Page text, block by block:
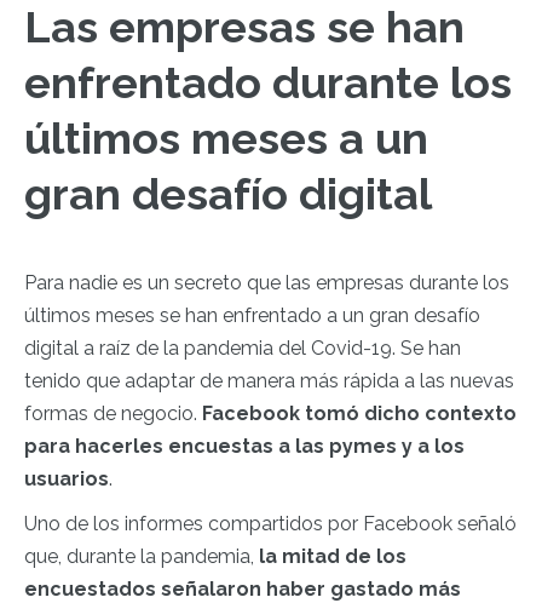
Las empresas se han
enfrentado durante los
últimos meses a un
gran desafío digital
Para nadie es un secreto que las empresas durante los
últimos meses se han enfrentado a un gran desafío
digital a raíz de la pandemia del Covid-19. Se han
tenido que adaptar de manera más rápida a las nuevas
formas de negocio. Facebook tomó dicho contexto
para hacerles encuestas a las pymes y a los
usuarios.
Uno de los informes compartidos por Facebook señaló
que, durante la pandemia, la mitad de los
encuestados señalaron haber gastado más